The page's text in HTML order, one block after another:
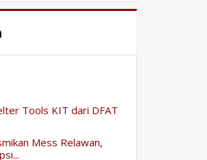
Tools KIT dari DFAT
Mess Relawan,